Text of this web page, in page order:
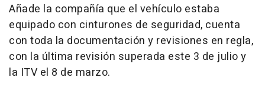
Añade la compañía que el vehículo estaba
equipado con cinturones de seguridad, cuenta
con toda la documentación y revisiones en regla,
con la última revisión superada este 3 de julio y
la ITV el 8 de marzo.